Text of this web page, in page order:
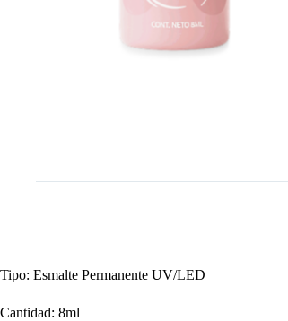
Tipo: Esmalte Permanente UV/LED
Cantidad: 8ml